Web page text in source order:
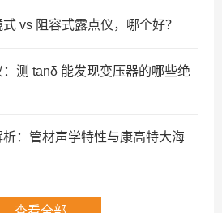
vs 阻容式露点仪，哪个好？
测 tanδ 能发现变压器的哪些绝
：管材声学特性与康高特大海